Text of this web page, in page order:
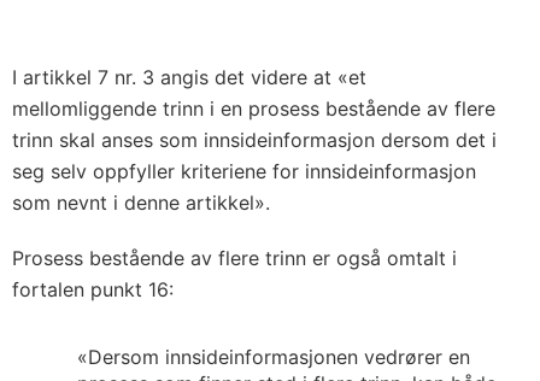
I artikkel 7 nr. 3 angis det videre at «et
mellomliggende trinn i en prosess bestående av flere
trinn skal anses som innsideinformasjon dersom det i
seg selv oppfyller kriteriene for innsideinformasjon
som nevnt i denne artikkel».
Prosess bestående av flere trinn er også omtalt i
fortalen punkt 16:
«Dersom innsideinformasjonen vedrører en